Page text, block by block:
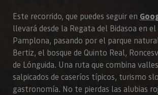
Este recorrido, que puedes seguir en
llevará desde la Regata del Bidasoa en
Pamplona, pasando por el parque
Bertiz, el bosque de Quinto Real,
de Lónguida. Una ruta que combina
salpicados de caseríos típicos, turismo
gastronomía. No te pierdas las alubias